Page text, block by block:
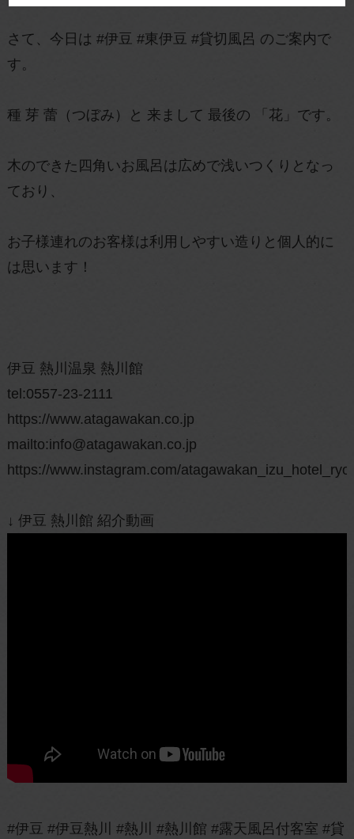
さて、今日は #伊豆 #東伊豆 #貸切風呂 のご案内で
す。
種 芽 蕾（つぼみ）と 来まして 最後の 「花」です。
木のできた四角いお風呂は広めで浅いつくりとなっ
ており、
お子様連れのお客様は利用しやすい造りと個人的に
は思います！
伊豆 熱川温泉 熱川館
tel:0557-23-2111
https://www.atagawakan.co.jp
mailto:info@atagawakan.co.jp
https://www.instagram.com/
↓ 伊豆 熱川館 紹介動画
#伊豆 #伊豆熱川 #熱川 #熱川館 #露天風呂付客室 #貸